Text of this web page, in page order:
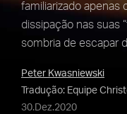
familiarizado apenas
dissipação nas suas
sombria de escapar
Peter Kwasniewski
Tradução: Equipe
30.Dez.2020